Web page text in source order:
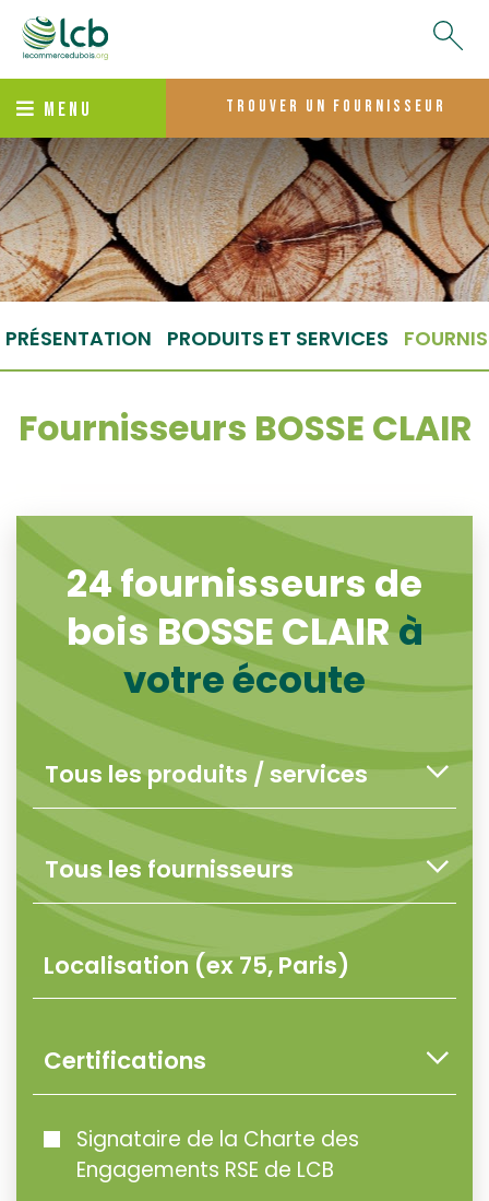
MENU trouver un fournisseur
PRÉSENTATION PRODUITS ET SERVICES
Fournisseurs BOSSE CLAIR
24fournisseurs de
bois BOSSE CLAIRà
votre écoute
Certifications
Signataire de la Charte des
Engagements RSE de LCB